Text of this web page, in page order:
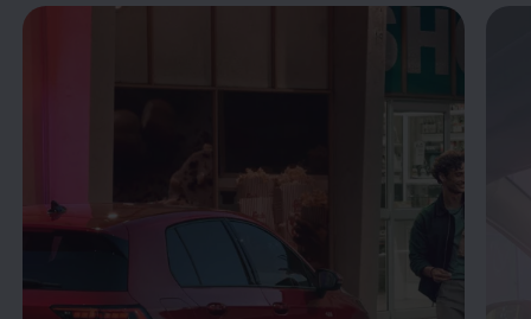
Enable fullscreen mode